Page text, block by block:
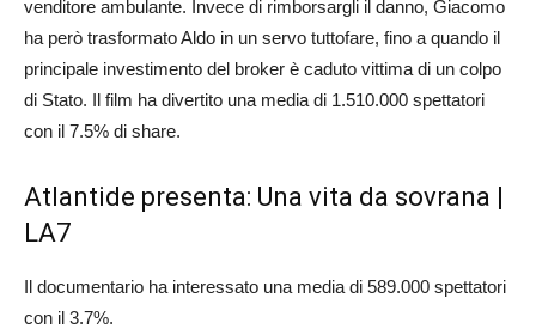
venditore ambulante. Invece di rimborsargli il danno, Giacomo
ha però trasformato Aldo in un servo tuttofare, fino a quando il
principale investimento del broker è caduto vittima di un colpo
di Stato. Il film ha divertito una media di 1.510.000 spettatori
con il 7.5% di share.
Atlantide presenta: Una vita da sovrana |
LA7
Il documentario ha interessato una media di 589.000 spettatori
con il 3.7%.